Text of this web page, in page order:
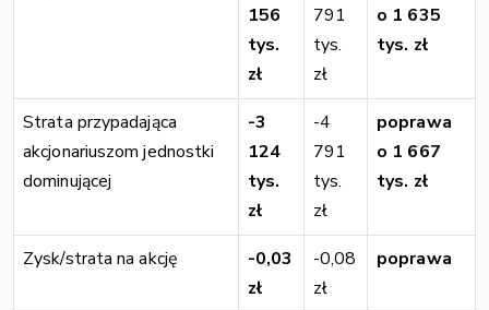
156
tys.
zł
791
tys.
zł
o 1 635
tys. zł
Strata przypadająca
akcjonariuszom jednostki
dominującej
-3
124
tys.
zł
-4
791
tys.
zł
poprawa
o 1 667
tys. zł
Zysk/strata na akcję
-0,03
zł
-0,08
zł
poprawa